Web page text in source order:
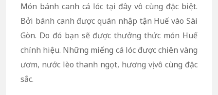
Món bánh canh cá lóc tại đây vô cùng đặc biệt.
Bởi bánh canh được quán nhập tận Huế vào Sài
Gòn. Do đó bạn sẽ được thưởng thức món Huế
chính hiệu. Những miếng cá lóc được chiên vàng
ươm, nước lèo thanh ngọt, hương vị vô cùng đặc
sắc.